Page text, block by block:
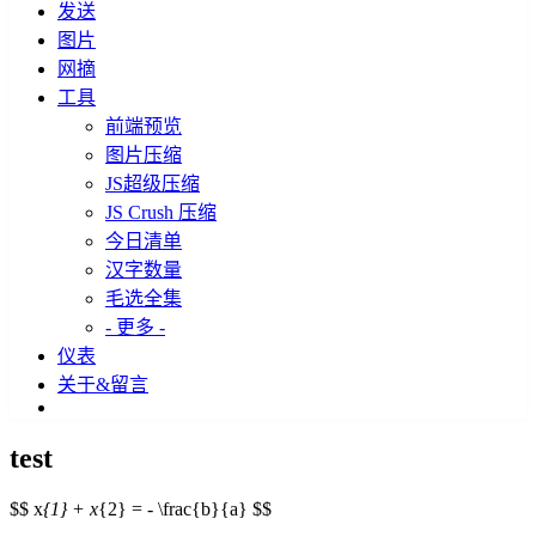
发送
图片
网摘
工具
前端预览
图片压缩
JS超级压缩
JS Crush 压缩
今日清单
汉字数量
毛选全集
- 更多 -
仪表
关于&留言
test
$$ x{1} + x{2} = - \frac{b}{a} $$